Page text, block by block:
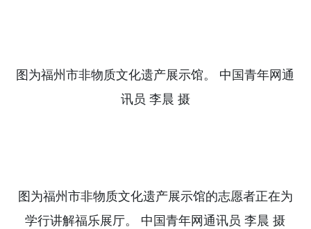
图为福州市非物质文化遗产展示馆。
中国青年网通
讯员 李晨 摄
图为福州市非物质文化遗产展示馆的志愿者正在为
学行讲解福乐展厅。
中国青年网通讯员 李晨 摄